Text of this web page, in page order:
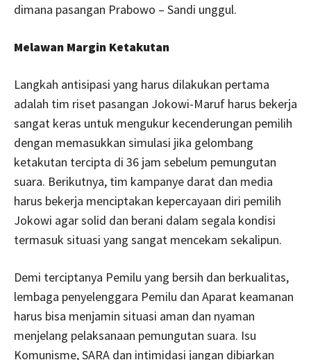
dimana pasangan Prabowo – Sandi unggul.
Melawan Margin Ketakutan
Langkah antisipasi yang harus dilakukan pertama
adalah tim riset pasangan Jokowi-Maruf harus bekerja
sangat keras untuk mengukur kecenderungan pemilih
dengan memasukkan simulasi jika gelombang
ketakutan tercipta di 36 jam sebelum pemungutan
suara. Berikutnya, tim kampanye darat dan media
harus bekerja menciptakan kepercayaan diri pemilih
Jokowi agar solid dan berani dalam segala kondisi
termasuk situasi yang sangat mencekam sekalipun.
Demi terciptanya Pemilu yang bersih dan berkualitas,
lembaga penyelenggara Pemilu dan Aparat keamanan
harus bisa menjamin situasi aman dan nyaman
menjelang pelaksanaan pemungutan suara. Isu
Komunisme, SARA dan intimidasi jangan dibiarkan